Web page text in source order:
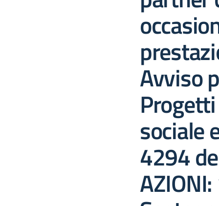
Avviso
sociale
4294